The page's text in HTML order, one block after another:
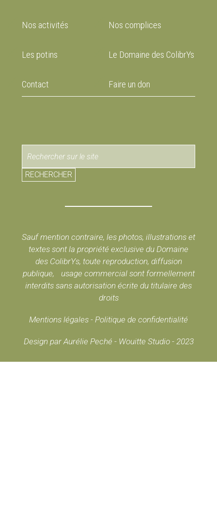
Nos activités Nos complices
Les potins Le Domaine des ColibrYs
Contact Faire un don
RECHERCHER
Sauf mention contraire, les photos, illustrations et
textes sont la propriété exclusive du Domaine
des ColibrYs, toute reproduction, diffusion
publique, usage commercial sont formellement
interdits sans autorisation écrite du titulaire des
droits
Mentions légales - Politique de confidentialité
Design par Aurélie Peché - Wouitte Studio - 2023